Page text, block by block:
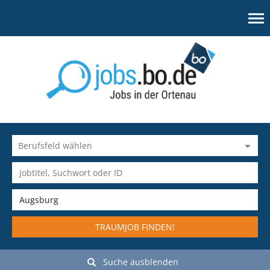
TRAUMJOB FINDEN!
Suche ausblenden